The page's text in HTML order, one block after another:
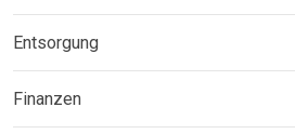
Entsorgung
Finanzen